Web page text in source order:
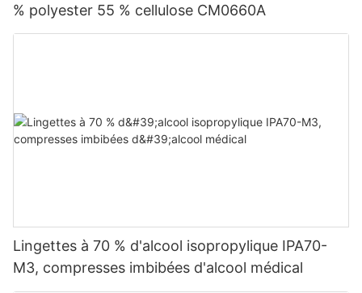
% polyester 55 % cellulose CM0660A
Lingettes à 70 % d'alcool isopropylique IPA70-
M3, compresses imbibées d'alcool médical